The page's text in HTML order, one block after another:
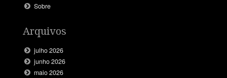
Sobre
Arquivos
julho 2026
junho 2026
maio 2026